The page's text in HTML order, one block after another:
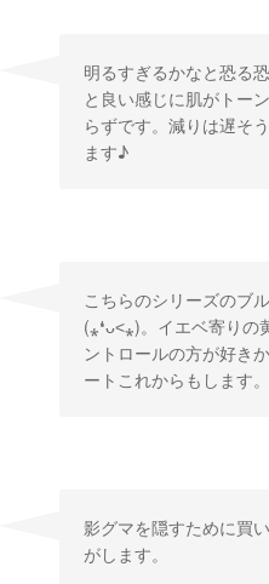
明るすぎるかなと恐る
と良い感じに肌がトー
らずです。減りは遅そ
ます♪
こちらのシリーズのブ
(⁎❛ᴗ˂⁎)。イエベ寄りの
ントロールの方が好き
ートこれからもします。
影グマを隠すために買
がします。